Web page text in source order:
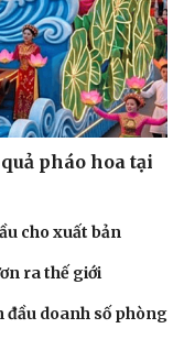
pháo hoa tại
cho xuất bản
ra thế giới
đầu doanh số phòng